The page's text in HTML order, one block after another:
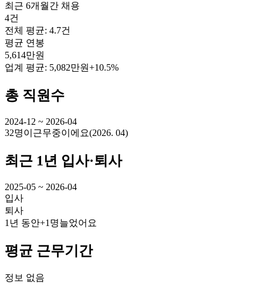
최근 6개월간 채용
4건
전체 평균: 4.7건
평균 연봉
5,614만원
업계 평균: 5,082만원+10.5%
총 직원수
2024-12 ~ 2026-04
32명이 근무중이에요(2026. 04)
최근 1년 입사·퇴사
2025-05 ~ 2026-04
입사
퇴사
1년 동안+1명늘었어요
평균 근무기간
정보 없음